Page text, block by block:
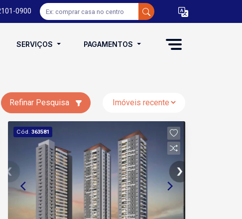
0900
SERVIÇOS PAGAMENTOS
Refinar Pesquisa
Cód. 363581